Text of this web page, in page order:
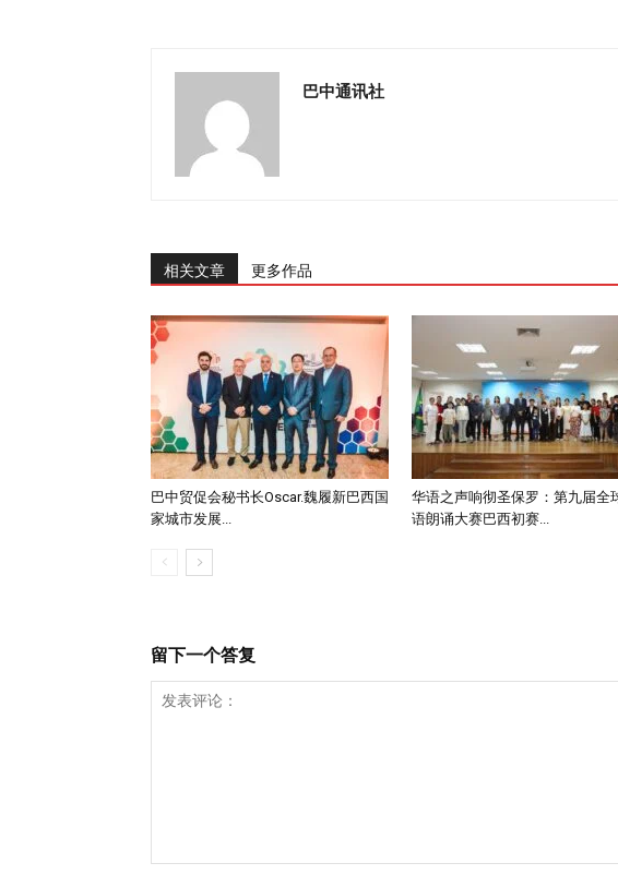
巴中通讯社
相关文章 更多作品
巴中贸促会秘书长Oscar.魏履新巴西国
家城市发展...
华语之声响彻圣保罗：第九届全
语朗诵大赛巴西初赛...
留下一个答复